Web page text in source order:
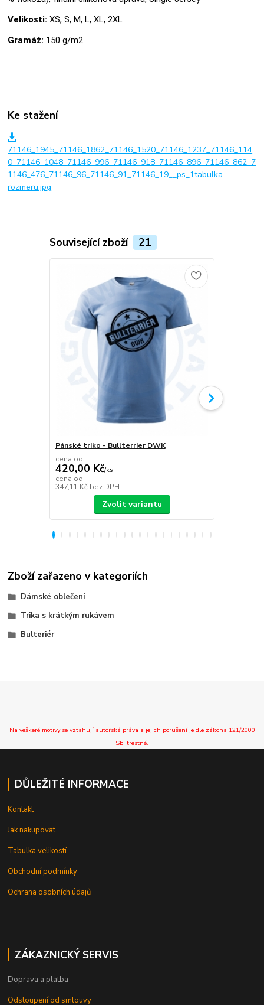
Velikosti: XS, S, M, L, XL, 2XL
Gramáž: 150 g/m2
Ke stažení
71146_1945_71146_1862_71146_1520_71146_1237_71146_114
0_71146_1048_71146_996_71146_918_71146_896_71146_862_7
1146_476_71146_96_71146_91_71146_19__ps_1tabulka-
rozmeru.jpg
Související zboží 21
Pánské triko - Bullterrier DWK
cena od
420,00 Kč/ks
cena od
347,11 Kč bez DPH
Zvolit variantu
Zboží zařazeno v kategoriích
Dámské oblečení
Trika s krátkým rukávem
Bulteriér
Na veškeré motivy se vztahují autorská práva a jejich porušení je dle zákona 121/2000
Sb. trestné.
DŮLEŽITÉ INFORMACE
Kontakt
Jak nakupovat
Tabulka velikostí
Obchodní podmínky
Ochrana osobních údajů
ZÁKAZNICKÝ SERVIS
Doprava a platba
Odstoupení od smlouvy